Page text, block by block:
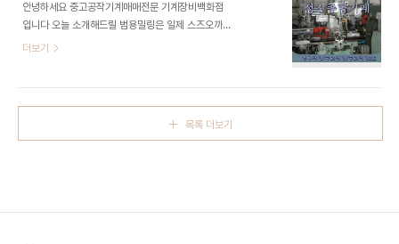
[중고기계] 범용선반/중고선반/중고선
반/710*1500 - [제품번호 : 810031] - 기본사양
: 방진구,4본척포함,상태좋음 - 모델명 :
조사 : 한국공작기계 - 제품상태 : A급 (새제품과유
안녕하세요 중고공작기계매매전문 기계장비백화점
입니다 오늘 소개해드릴 범용밀링은 일제 스즈오까
에서 제작한 범용밀링2호 공구포함 디지탈3축입니
기계장터 에서도 확인하실 수 있습니다 - 제품명 :
더보기
목록 더보기